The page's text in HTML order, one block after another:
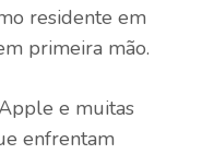
residente em
primeira mão.
e muitas
enfrentam